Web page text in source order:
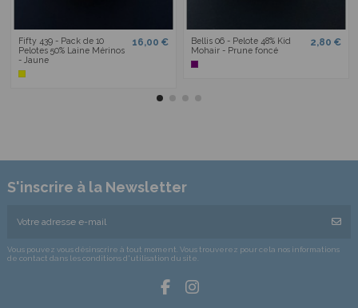
Fifty 439 - Pack de 10
Pelotes 50% Laine Mérinos
- Jaune
16,00 €
Bellis 06 - Pelote 48% Kid
Mohair - Prune foncé
2,80 €
S'inscrire à la Newsletter
Vous pouvez vous désinscrire à tout moment. Vous trouverez pour cela nos informations
de contact dans les conditions d'utilisation du site.